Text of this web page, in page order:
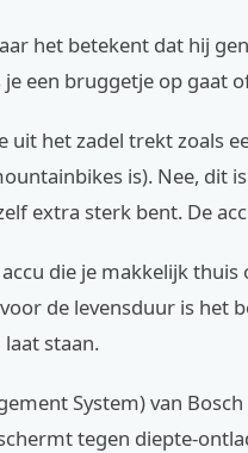
het betekent dat hij
een bruggetje op gaat
uit het zadel trekt zoals
is). Nee, dit
extra sterk bent. De
die je makkelijk thuis
de levensduur is het
staan.
System) van
tegen diepte-